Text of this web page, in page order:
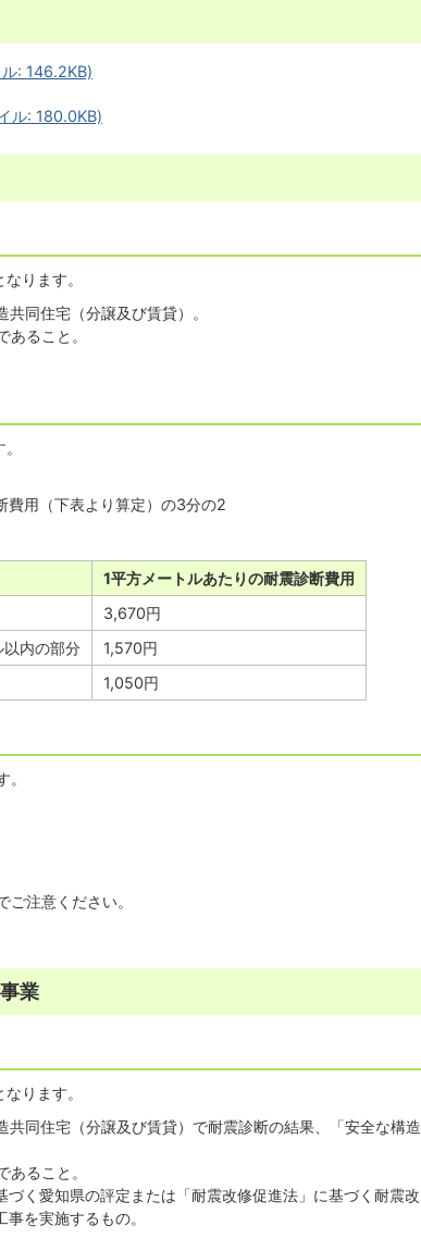
: 146.2KB)
ル: 180.0KB)
ります。
同住宅（分譲及び賃貸）。
ること。
費用（下表より算定）の3分の2
1平方メートルあたりの耐震診断費用
3,670円
内の部分
1,570円
1,050円
注意ください。
業
ります。
同住宅（分譲及び賃貸）で耐震診断の結果、「安全な構造
ること。
く愛知県の評定または「耐震改修促進法」に基づく耐震改
を実施するもの。